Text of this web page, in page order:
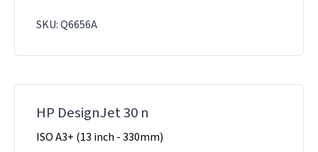
SKU: Q6656A
HP DesignJet 30 n
ISO A3+ (13 inch - 330mm)